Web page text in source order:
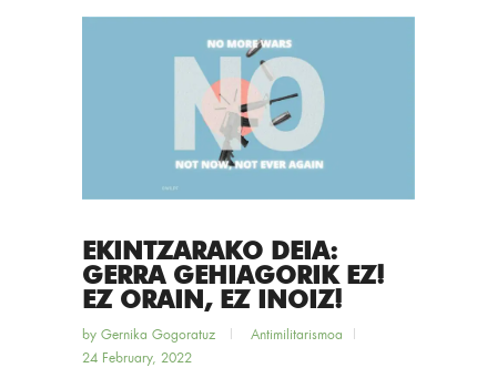
EKINTZARAKO DEIA:
GERRA GEHIAGORIK EZ!
EZ ORAIN, EZ INOIZ!
by Gernika Gogoratuz
Antimilitarismoa
24 February, 2022